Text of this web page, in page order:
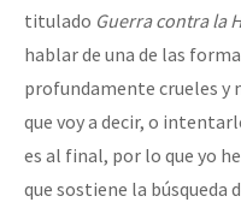
titulado Guerra contra la
hablar de una de las
profundamente crueles y
que voy a decir, o
es al final, por lo que yo
que sostiene la búsqueda